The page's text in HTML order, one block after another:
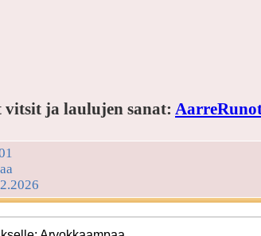
vitsit ja laulujen sanat: